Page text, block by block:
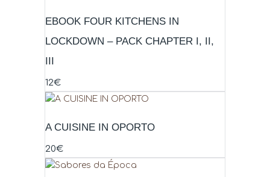
EBOOK FOUR KITCHENS IN
LOCKDOWN – PACK CHAPTER I, II,
III
12€
A CUISINE IN OPORTO
20€